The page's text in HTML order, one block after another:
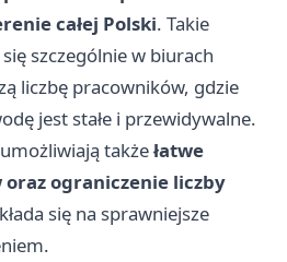
całej Polski. Takie
szczególnie w biurach
liczbę pracowników, gdzie
jest stałe i przewidywalne.
takżełatwe
oraz ograniczenie liczby
się na sprawniejsze